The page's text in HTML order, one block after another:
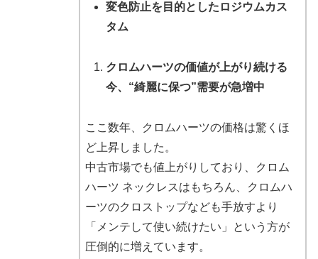
変色防止を目的としたロジウムカス
タム
クロムハーツの価値が上がり続ける
今、“綺麗に保つ”需要が急増中
ここ数年、クロムハーツの価格は驚くほ
ど上昇しました。
中古市場でも値上がりしており、クロム
ハーツ ネックレスはもちろん、クロムハ
ーツのクロストップなども手放すより
「メンテして使い続けたい」という方が
圧倒的に増えています。